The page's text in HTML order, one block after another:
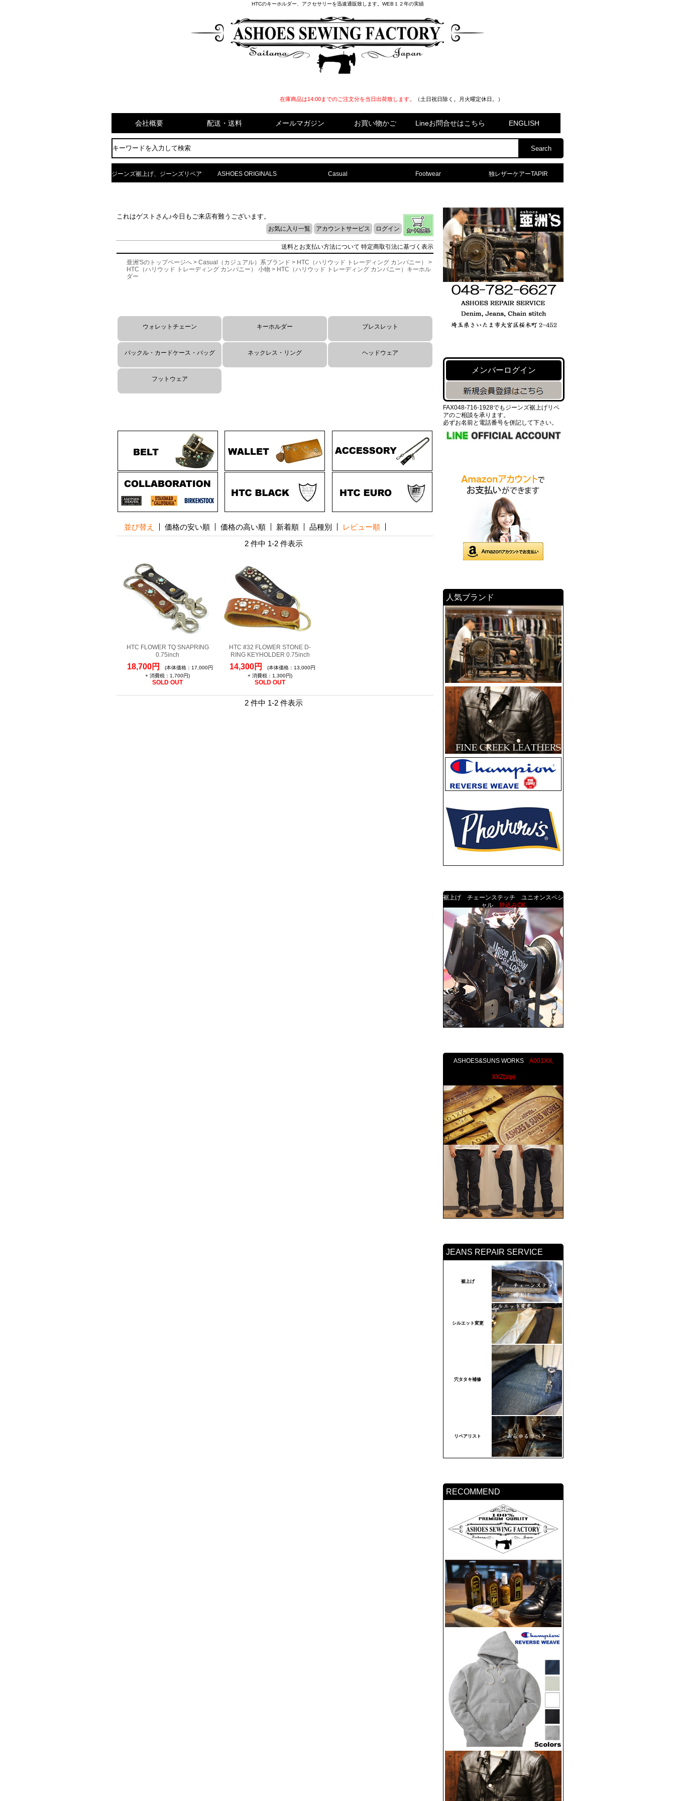
HTCのキーホルダー、アクセサリーを迅速通販致します。WEB１２年の実績
在庫商品は14:00までのご注文分を当日出荷致します。 （土日祝日除く。月火曜定休日。）
会社概要 配送・送料 メールマガジン お買い物かご Lineお問合せはこちら ENGLISH
ジーンズ裾上げ、ジーンズリペア ASHOES ORIGINALS Casual Footwear 独レザーケアーTAPIR
これはゲストさん♪今日もご来店有難うございます。
お気に入り一覧 アカウントサービス ログイン
送料とお支払い方法について 特定商取引法に基づく表示
亜洲'Sのトップページへ > Casual（カジュアル）系ブランド > HTC（ハリウッド トレーディング カンパニー）
>
HTC（ハリウッド トレーディング カンパニー） 小物 > HTC（ハリウッド トレーディング カンパニー）キーホル
ダー
ウォレットチェーン キーホルダー ブレスレット
バックル・カードケース・バッグ ネックレス・リング ヘッドウェア
フットウェア
並び替え 価格の安い順 価格の高い順 新着順 品種別
レビュー順
2 件中 1-2 件表示
HTC FLOWER TQ SNAPRING
0.75inch
18,700円
(本体価格：17,000円
+ 消費税：1,700円)
SOLD OUT
HTC #32 FLOWER STONE D-
RING KEYHOLDER 0.75inch
14,300円
(本体価格：13,000円
+ 消費税：1,300円)
SOLD OUT
2 件中 1-2 件表示
メンバーログイン
FAX048-716-1928でもジーンズ裾上げリペ
アのご相談を承ります。
必ずお名前と電話番号を併記して下さい。
人気ブランド
裾上げ チェーンステッチ ユニオンスペシ
ャル 持込みOK
ASHOES&SUNS WORKS A001XX,
XXZ(zip)
JEANS REPAIR SERVICE
裾上げ
シルエット変更
穴タタキ補修
リペアリスト
RECOMMEND